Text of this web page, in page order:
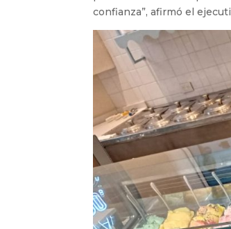
confianza”, afirmó el